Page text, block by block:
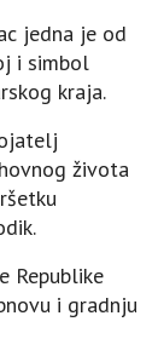
jedna je od
i simbol
kraja.
života
Republike
i gradnju